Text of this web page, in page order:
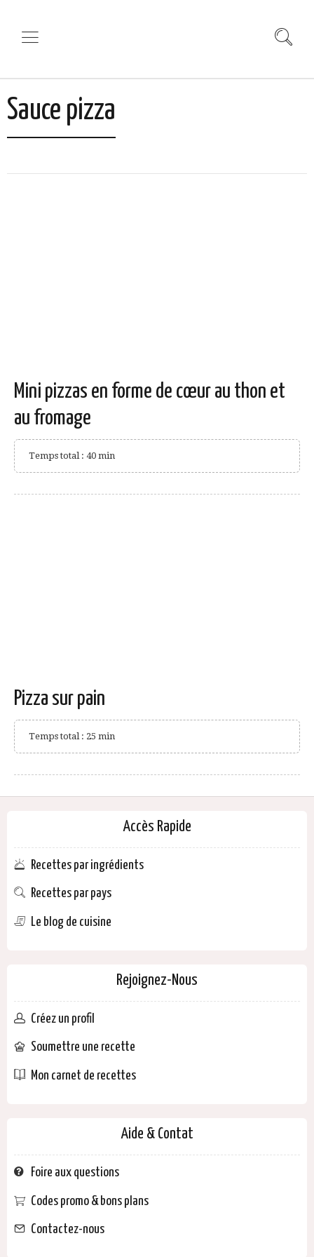
Sauce pizza
Mini pizzas en forme de cœur au thon et
au fromage
Temps total : 40 min
Pizza sur pain
Temps total : 25 min
Accès Rapide
Recettes par ingrédients
Recettes par pays
Le blog de cuisine
Rejoignez-Nous
Créez un profil
Soumettre une recette
Mon carnet de recettes
Aide & Contat
Foire aux questions
Codes promo & bons plans
Contactez-nous